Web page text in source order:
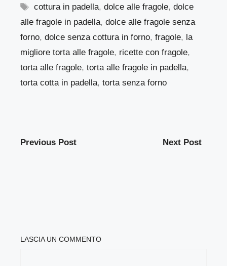
Tag
cottura in padella,dolce alle fragole,dolce
alle fragole in padella, dolce alle fragole senza
forno, dolce senza cottura in forno, fragole, la
migliore torta alle fragole, ricette con fragole,
torta alle fragole, torta alle fragole in padella,
torta cotta in padella, torta senza forno
Previous Post Next Post
LASCIA UN COMMENTO